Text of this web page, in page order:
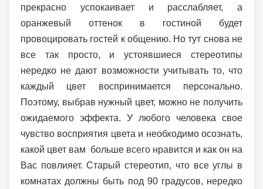
прекрасно успокаивает и расслабляет, а
оранжевый оттенок в гостиной будет
провоцировать гостей к общению. Но тут снова не
все так просто, и устоявшиеся стереотипы
нередко не дают возможности учитывать то, что
каждый цвет воспринимается персонально.
Поэтому, выбрав нужный цвет, можно не получить
ожидаемого эффекта. У любого человека свое
чувство восприятия цвета и необходимо осознать,
какой цвет вам больше всего нравится и как он на
Вас повлияет. Старый стереотип, что все углы в
комнатах должны быть под 90 градусов, нередко